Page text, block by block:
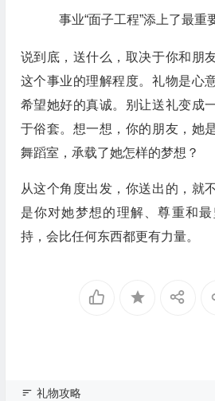
事业“面子工程”添上了最重
说到底，送什么，取决于你和朋
这个事业的理解程度。礼物是心
希望她好的真诚。别让送礼变成
于俗套。想一想，你的朋友，她
舞蹈室，承载了她怎样的梦想？
从这个角度出发，你送出的，就
是你对她梦想的理解、尊重和
持，会比任何东西都更有力量。
礼物攻略